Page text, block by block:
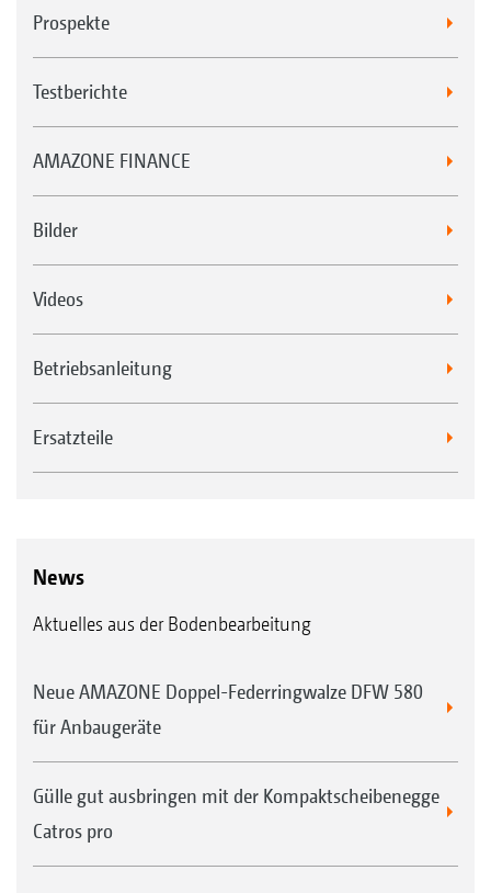
Prospekte
Testberichte
AMAZONE FINANCE
Bilder
Videos
Betriebsanleitung
Ersatzteile
News
Aktuelles aus der Bodenbearbeitung
Neue AMAZONE Doppel-Federringwalze DFW 580
für Anbaugeräte
Gülle gut ausbringen mit der Kompaktscheibenegge
Catros pro